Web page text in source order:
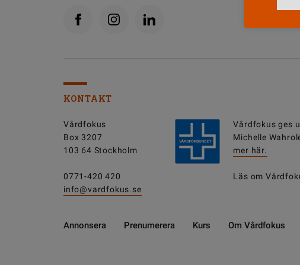
KONTAKT
Vårdfokus
Box 3207
103 64 Stockholm
0771-420 420
info@vardfokus.se
Vårdfokus ges
Michelle
mer här.
Läs om
Annonsera Prenumerera Kurs Om Vårdfokus